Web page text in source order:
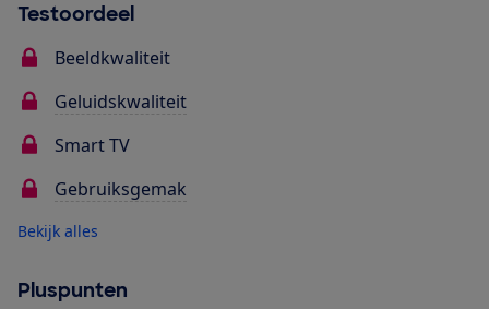
Testoordeel
Beeldkwaliteit
Geluidskwaliteit
Smart TV
Gebruiksgemak
Bekijk alles
Pluspunten